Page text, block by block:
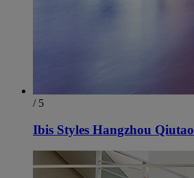
/ 5
Ibis Styles Hangzhou Qiutao